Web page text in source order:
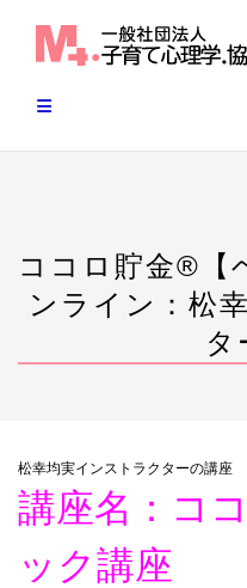
ココロ貯金®︎【
ンライン：松
タ
松幸均実インストラクターの講座
講座名：コ
ック講座